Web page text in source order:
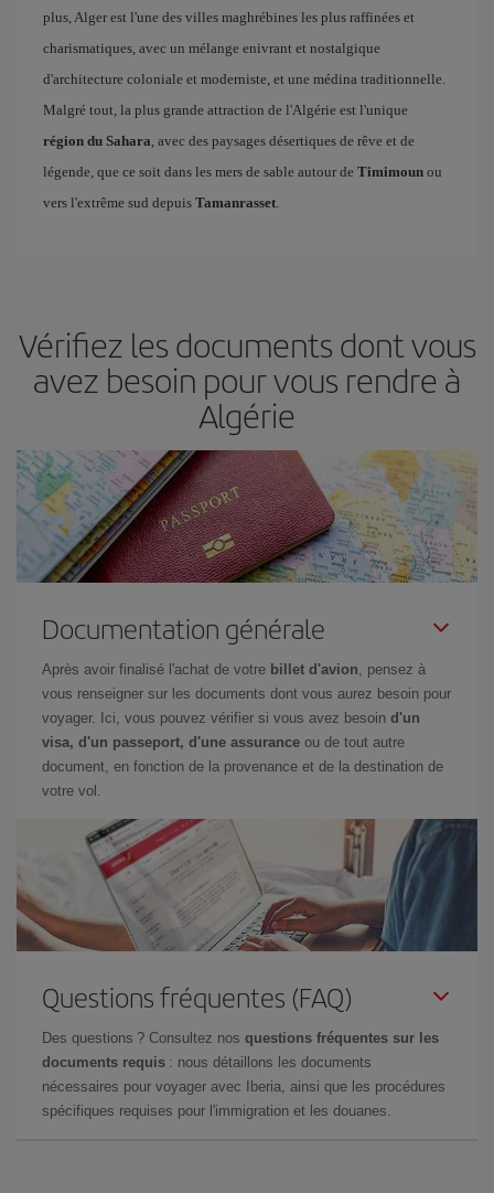
plus, Alger est l'une des villes maghrébines les plus raffinées et
charismatiques, avec un mélange enivrant et nostalgique
d'architecture coloniale et moderniste, et une médina traditionnelle.
Malgré tout, la plus grande attraction de l'Algérie est l'unique
région du Sahara , avec des paysages désertiques de rêve et de
légende, que ce soit dans les mers de sable autour de Timimoun ou
vers l'extrême sud depuis Tamanrasset
Vérifiez les documents dont vous
avez besoin pour vous rendre à
Algérie
Documentation générale
Après avoir finalisé l'achat de votre billet d'avion , pensez à
vous renseigner sur les documents dont vous aurez besoin pour
voyager. Ici, vous pouvez vérifier si vous avez besoin d'un
visa, d'un passeport, d'une assurance ou de tout autre
document, en fonction de la provenance et de la destination de
votre vol.
Questions fréquentes (FAQ)
Des questions ? Consultez nos questions fréquentes sur les
documents requis : nous détaillons les documents
nécessaires pour voyager avec Iberia, ainsi que les procédures
spécifiques requises pour l'immigration et les douanes.